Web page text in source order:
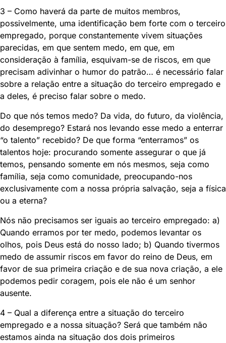
3 – Como haverá da parte de muitos membros,
possivelmente, uma identificação bem forte com o terceiro
empregado, porque constantemente vivem situações
parecidas, em que sentem medo, em que, em
consideração à família, esquivam-se de riscos, em que
precisam adivinhar o humor do patrão… é necessário falar
sobre a relação entre a situação do terceiro empregado e
a deles, é preciso falar sobre o medo.
Do que nós temos medo? Da vida, do futuro, da violência,
do desemprego? Estará nos levando esse medo a enterrar
“o talento” recebido? De que forma “enterramos” os
talentos hoje: procurando somente assegurar o que já
temos, pensando somente em nós mesmos, seja como
família, seja como comunidade, preocupando-nos
exclusivamente com a nossa própria salvação, seja a física
ou a eterna?
Nós não precisamos ser iguais ao terceiro empregado: a)
Quando erramos por ter medo, podemos levantar os
olhos, pois Deus está do nosso lado; b) Quando tivermos
medo de assumir riscos em favor do reino de Deus, em
favor de sua primeira criação e de sua nova criação, a ele
podemos pedir coragem, pois ele não é um senhor
ausente.
4 – Qual a diferença entre a situação do terceiro
empregado e a nossa situação? Será que também não
estamos ainda na situação dos dois primeiros